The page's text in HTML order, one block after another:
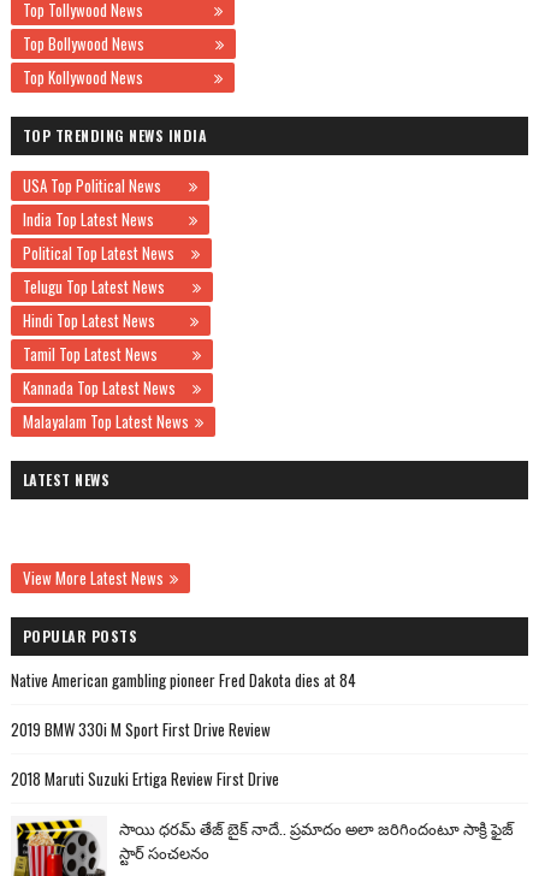
Top Tollywood News
Top Bollywood News
Top Kollywood News
TOP TRENDING NEWS INDIA
USA Top Political News
India Top Latest News
Political Top Latest News
Telugu Top Latest News
Hindi Top Latest News
Tamil Top Latest News
Kannada Top Latest News
Malayalam Top Latest News
LATEST NEWS
View More Latest News
POPULAR POSTS
Native American gambling pioneer Fred Dakota dies at 84
2019 BMW 330i M Sport First Drive Review
2018 Maruti Suzuki Ertiga Review First Drive
సాయి ధరమ్ తేజ్ బైక్ నాదే.. ప్రమాదం అలా జరిగిందంటూ సాక్రి ఫైజ్
స్టార్ సంచలనం